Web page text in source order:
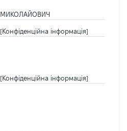
МИКОЛАЙОВИЧ
[Конфіденційна інформація]
[Конфіденційна інформація]